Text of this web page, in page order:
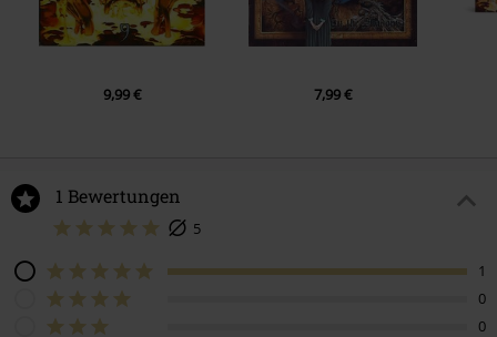
9,99 € 7,99 €
1 Bewertungen
5
1
0
0